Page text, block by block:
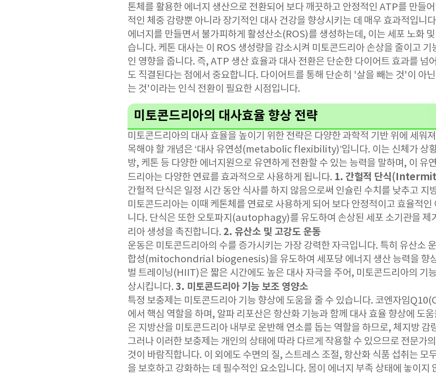
톤체를 활용한 에너지 생산으로 전환되어 보다 깨끗하고 안정적인 ATP를 만들어
적인 체중 감량뿐 아니라 장기적인 대사 건강을 향상시키는 데 매우 효과적입니
에너지를 만들면서 불가피하게 활성산소(ROS)를 생성하는데, 이는 세포 노화
습니다. 케톤 대사는 이 ROS 생성량을 감소시켜 미토콘드리아 손상을 줄이고 기
인 영향을 줍니다. 즉, ATP 생산 효율과 대사 전환은 단순한 다이어트 효과를 넘
도 직결된다는 점에서 중요합니다. 다이어트를 통해 단순히 '살을 빼는 것'이 아
는 것'이라는 인식 전환이 필요한 시점입니다.
미토콘드리아의 대사효율 향상 전략
미토콘드리아의 대사 효율을 높이기 위한 전략은 다양한 과학적 기반 위에 세워
목해야 할 개념은 ‘대사 유연성(metabolic flexibility)’입니다. 이는 신체가 상
방, 케톤 등 다양한 에너지원으로 유연하게 전환할 수 있는 능력을 말하며, 이 유
드리아는 다양한 연료를 효과적으로 사용하게 됩니다. 1. 간헐적 단식
간헐적 단식은 일정 시간 동안 식사를 하지 않음으로써 인슐린 수치를 낮추고 지
미토콘드리아는 이때 케톤체를 연료로 사용하게 되어 보다 안정적이고 효율적인
니다. 단식은 또한 오토파지(autophagy)를 유도하여 손상된 세포 소기관을 제
리아 생성을 촉진합니다. 2. 유산소 및 고강도 운동
운동은 미토콘드리아의 수를 증가시키는 가장 강력한 자극입니다. 특히 유산소
합성(mitochondrial biogenesis)을 유도하여 세포당 에너지 생산 능력을 향
벌 트레이닝(HIIT)은 짧은 시간에도 높은 대사 자극을 주어, 미토콘드리아의 기
상시킵니다. 3. 미토콘드리아 기능 보조 영양소
특정 보충제는 미토콘드리아 기능 향상에 도움을 줄 수 있습니다. 코엔자임
에서 핵심 역할을 하며, 알파 리포산은 항산화 기능과 함께 대사 효율 향상에 도
은 지방산을 미토콘드리아 내부로 운반해 연소를 돕는 역할을 하므로, 체지방 감
그러나 이러한 보충제는 개인의 상태에 따라 다르게 작용할 수 있으므로 전문가
것이 바람직합니다. 이 외에도 수면의 질, 스트레스 조절, 항산화 식품 섭취는 모
을 보호하고 강화하는 데 필수적인 요소입니다. 몸이 에너지 부족 상태에 놓이지